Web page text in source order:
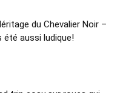
du Chevalier Noir –
été aussi ludique!